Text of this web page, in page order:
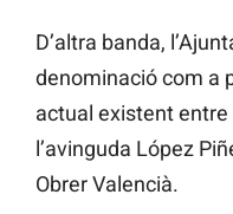
D’altra banda,
denominació com a
actual existent
l’avinguda López
Obrer Valencià.